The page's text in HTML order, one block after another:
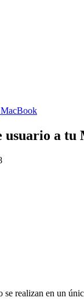
MacBook
usuario a tu
realizan en un